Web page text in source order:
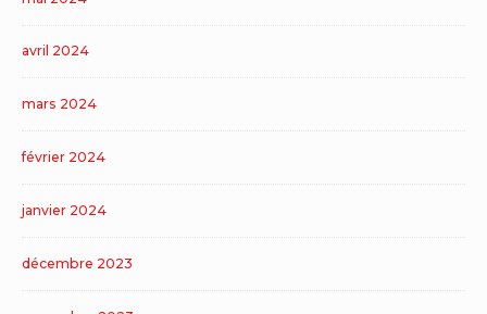
avril 2024
mars 2024
février 2024
janvier 2024
décembre 2023